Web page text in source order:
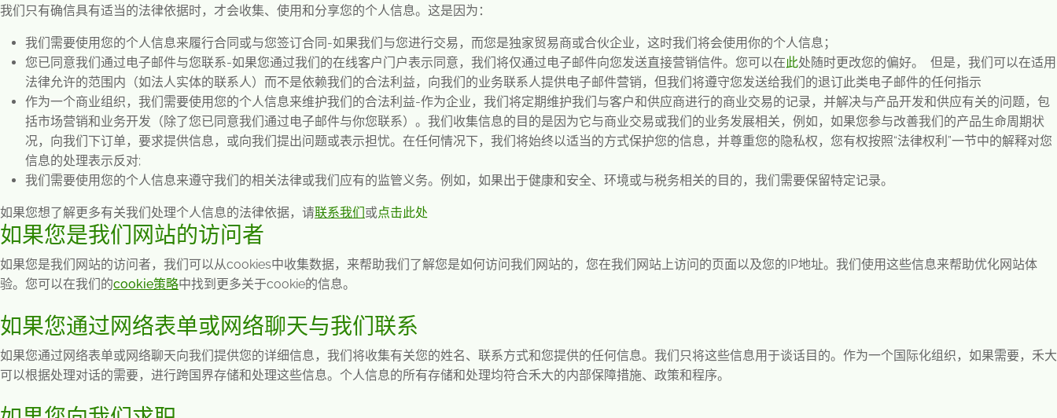
我们只有确信具有适当的法律依据时，才会收集、使用和分享您的个人信息。这是因为：
我们需要使用您的个人信息来履行合同或与您签订合同-如果我们与您进行交易，而您是独家贸易商或合伙企业，这时我们将会使用你的个人信息；
您已同意我们通过电子邮件与您联系-如果您通过我们的在线客户门户表示同意，我们将仅通过电子邮件向您发送直接营销信件。您可以在此处随时更改您的偏好。
但是，我们可以在适用
法律允许的范围内（如法人实体的联系人）而不是依赖我们的合法利益，向我们的业务联系人提供电子邮件营销，但我们将遵守您发送给我们的退订此类电子邮件的任何指示
作为一个商业组织，我们需要使用您的个人信息来维护我们的合法利益-作为企业，我们将定期维护我们与客户和供应商进行的商业交易的记录，并解决与产品开发和供应有关的问题，包
括市场营销和业务开发（除了您已同意我们通过电子邮件与你您联系）。我们收集信息的目的是因为它与商业交易或我们的业务发展相关，例如，如果您参与改善我们的产品生命周期状
况，向我们下订单，要求提供信息，或向我们提出问题或表示担忧。在任何情况下，我们将始终以适当的方式保护您的信息，并尊重您的隐私权，您有权按照“法律权利”一节中的解释对您
信息的处理表示反对;
我们需要使用您的个人信息来遵守我们的相关法律或我们应有的监管义务。例如，如果出于健康和安全、环境或与税务相关的目的，我们需要保留特定记录。
如果您想了解更多有关我们处理个人信息的法律依据，请联系我们或点击此处
如果您是我们网站的访问者
如果您是我们网站的访问者，我们可以从cookies中收集数据，来帮助我们了解您是如何访问我们网站的，您在我们网站上访问的页面以及您的IP地址。我们使用这些信息来帮助优化网站体
验。您可以在我们的cookie策略中找到更多关于cookie的信息。
如果您通过网络表单或网络聊天与我们联系
如果您通过网络表单或网络聊天向我们提供您的详细信息，我们将收集有关您的姓名、联系方式和您提供的任何信息。我们只将这些信息用于谈话目的。作为一个国际化组织，如果需要，禾大
可以根据处理对话的需要，进行跨国界存储和处理这些信息。个人信息的所有存储和处理均符合禾大的内部保障措施、政策和程序。